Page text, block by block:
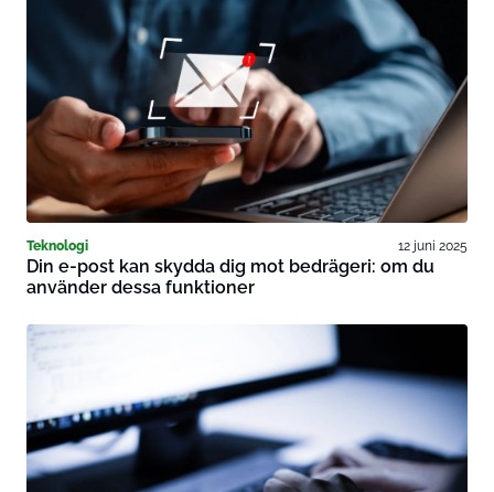
Teknologi 12 juni 2025
Din e-post kan skydda dig mot bedrägeri: om du
använder dessa funktioner